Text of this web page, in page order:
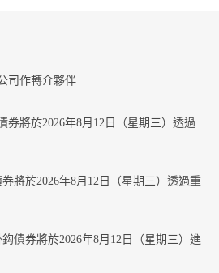
司作轉介夥伴
券將於2026年8月12日（星期三）透過
將於2026年8月12日（星期三）透過重
債券將於2026年8月12日（星期三）進